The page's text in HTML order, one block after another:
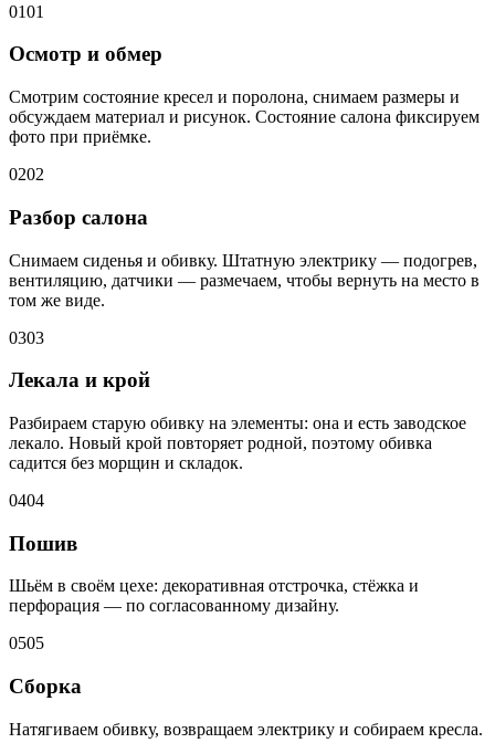
0101
Осмотр и обмер
Смотрим состояние кресел и поролона, снимаем размеры и
обсуждаем материал и рисунок. Состояние салона фиксируем
фото при приёмке.
0202
Разбор салона
Снимаем сиденья и обивку. Штатную электрику — подогрев,
вентиляцию, датчики — размечаем, чтобы вернуть на место в
том же виде.
0303
Лекала и крой
Разбираем старую обивку на элементы: она и есть заводское
лекало. Новый крой повторяет родной, поэтому обивка
садится без морщин и складок.
0404
Пошив
Шьём в своём цехе: декоративная отстрочка, стёжка и
перфорация — по согласованному дизайну.
0505
Сборка
Натягиваем обивку, возвращаем электрику и собираем кресла.